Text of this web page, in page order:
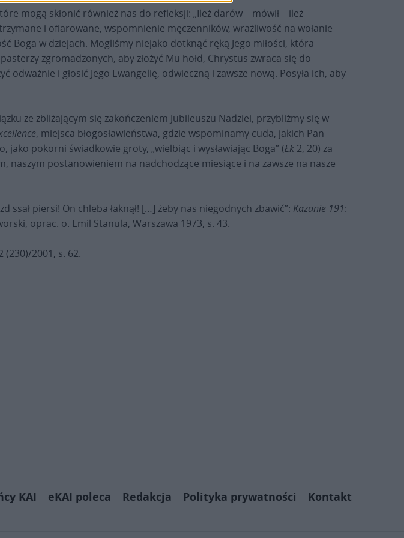
mogą skłonić również nas do refleksji: „Ileż darów – mówił – ileż
i ofiarowane, wspomnienie męczenników, wrażliwość na wołanie
Boga w dziejach. Mogliśmy niejako dotknąć ręką Jego miłości, która
zgromadzonych, aby złożyć Mu hołd, Chrystus zwraca się do
i głosić Jego Ewangelię, odwieczną i zawsze nową. Posyła ich, aby
ze zbliżającym się zakończeniem Jubileuszu Nadziei, przybliżmy się w
, miejsca błogosławieństwa, gdzie wspominamy cuda, jakich Pan
pokorni świadkowie groty, „wielbiąc i wysławiając Boga” (Łk 2, 20) za
naszym postanowieniem na nadchodzące miesiące i na zawsze na nasze
ssał piersi! On chleba łaknął! […] żeby nas niegodnych zbawić”: Kazanie 191:
oprac. o. Emil Stanula, Warszawa 1973, s. 43.
(230)/2001, s. 62.
KAI eKAI poleca Redakcja Polityka prywatności Kontakt